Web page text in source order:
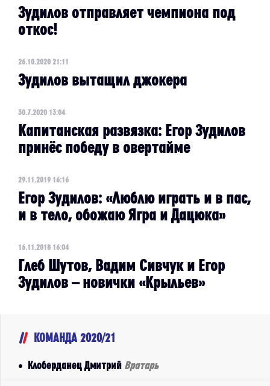
Зудилов отправляет чемпиона под
откос!
26.10.2020 21:11
Зудилов вытащил джокера
30.7.2020 13:04
Капитанская развязка: Егор Зудилов
принёс победу в овертайме
29.11.2019 16:16
Егор Зудилов: «Люблю играть и в пас,
и в тело, обожаю Ягра и Дацюка»
16.11.2018 16:04
Глеб Шутов, Вадим Сивчук и Егор
Зудилов – новички «Крыльев»
КОМАНДА 2020/21
Клоберданец Дмитрий Вратарь